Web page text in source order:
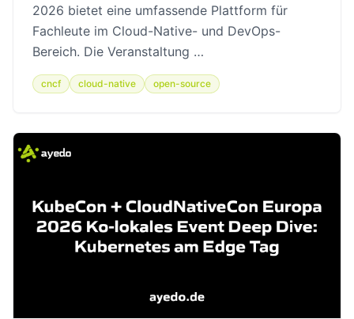
2026 bietet eine umfassende Plattform für
Fachleute im Cloud-Native- und DevOps-
Bereich. Die Veranstaltung …
cncf cloud-native open-source